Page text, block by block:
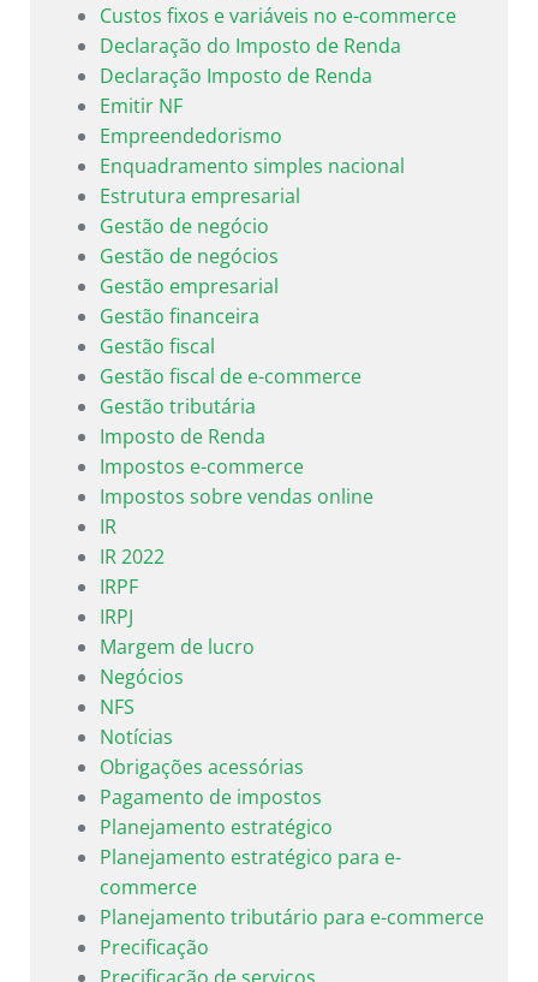
Custos fixos e variáveis no e-commerce
Declaração do Imposto de Renda
Declaração Imposto de Renda
Emitir NF
Empreendedorismo
Enquadramento simples nacional
Estrutura empresarial
Gestão de negócio
Gestão de negócios
Gestão empresarial
Gestão financeira
Gestão fiscal
Gestão fiscal de e-commerce
Gestão tributária
Imposto de Renda
Impostos e-commerce
Impostos sobre vendas online
IR
IR 2022
IRPF
IRPJ
Margem de lucro
Negócios
NFS
Notícias
Obrigações acessórias
Pagamento de impostos
Planejamento estratégico
Planejamento estratégico para e-
commerce
Planejamento tributário para e-commerce
Precificação